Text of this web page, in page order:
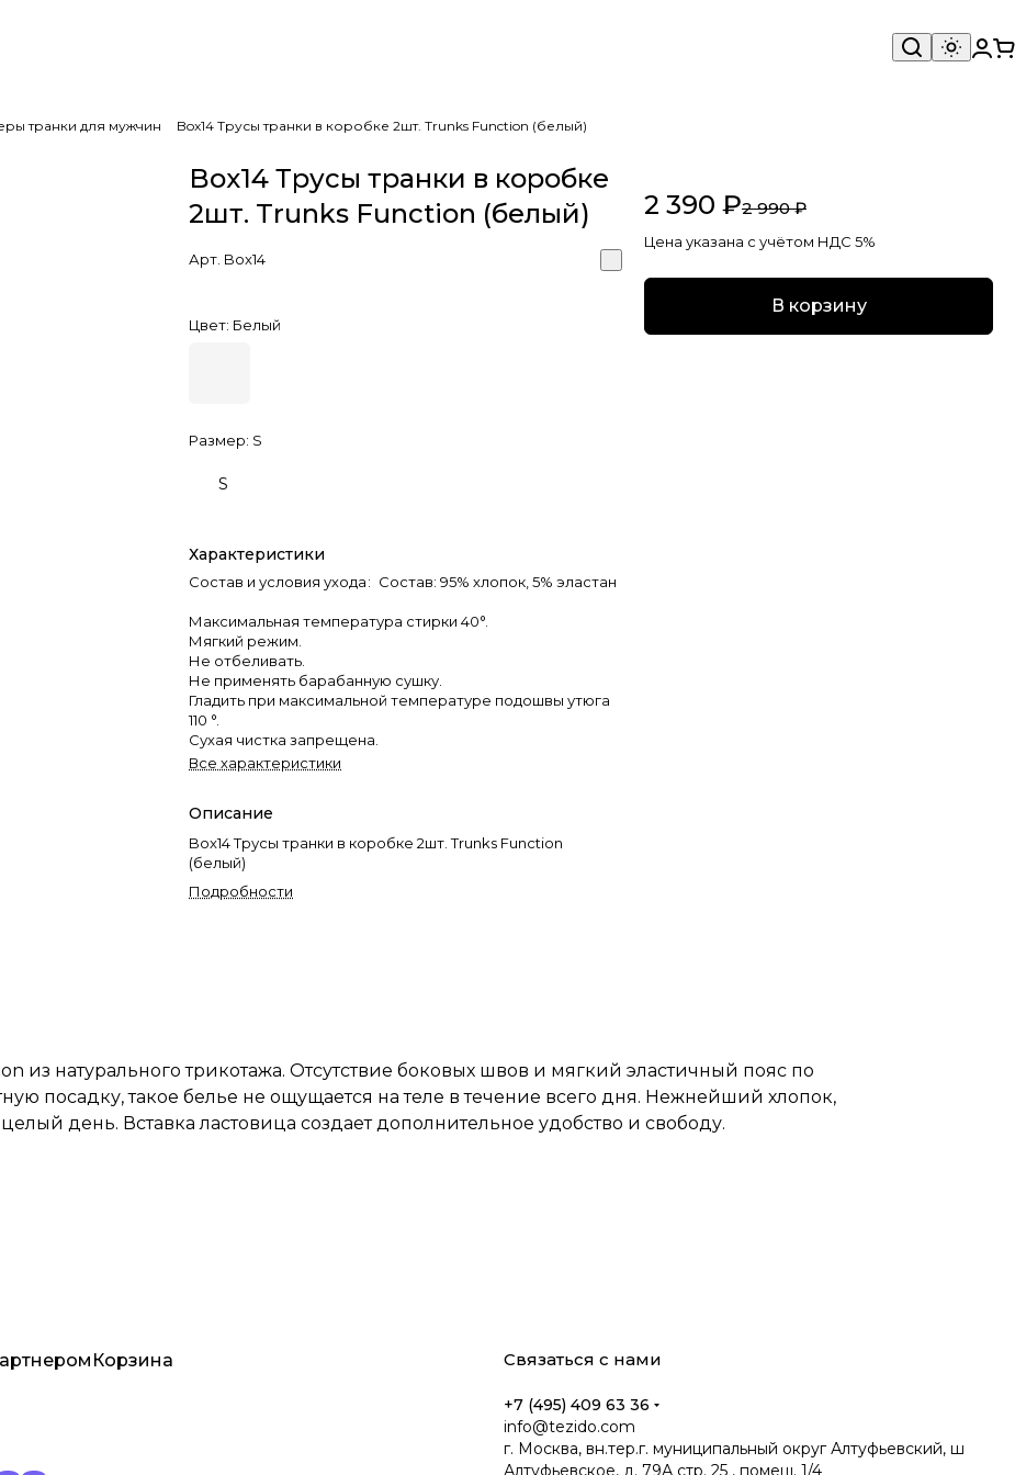
транки для мужчин Box14 Трусы транки в коробке 2шт. Trunks Function (белый)
Box14 Трусы транки в коробке
2шт. Trunks Function (белый)
Арт. Box14
Цвет: Белый
Размер: S
S
Характеристики
Состав и условия ухода: Состав: 95% хлопок, 5% эластан
Максимальная температура стирки 40°.
Мягкий режим.
Не отбеливать.
Не применять барабанную сушку.
Гладить при максимальной температуре подошвы утюга
110 °.
Сухая чистка запрещена.
Все характеристики
Описание
Box14 Трусы транки в коробке 2шт. Trunks Function
(белый)
Подробности
2 390 ₽2 990 ₽
Цена указана с учётом НДС 5%
В корзину
из натурального трикотажа. Отсутствие боковых швов и мягкий эластичный пояс по
посадку, такое белье не ощущается на теле в течение всего дня. Нежнейший хлопок,
день. Вставка ластовица создает дополнительное удобство и свободу.
Корзина Связаться с нами
+7 (495) 409 63 36
info@tezido.com
г. Москва, вн.тер.г. муниципальный округ Алтуфьевский, ш
Алтуфьевское, д. 79А стр. 25 , помещ. 1/4